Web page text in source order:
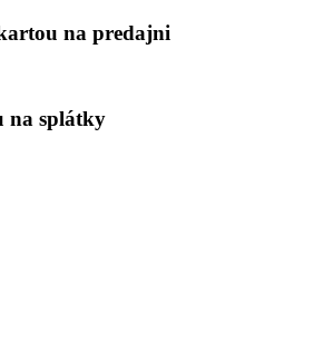
na predajni
na splátky